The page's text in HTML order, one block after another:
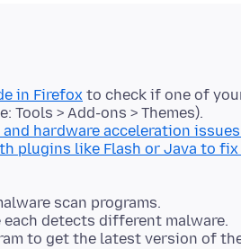
in Firefox to check if one of
Tools > Add-ons > Themes).
hardware acceleration
plugins like Flash or Java to
scan programs.
each detects different malware.
to get the latest version of